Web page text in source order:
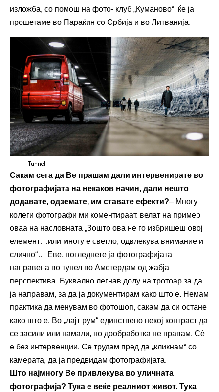
изложба, со помош на фото- клуб „Куманово“, ќе ја
прошетаме во Параќин со Србија и во Литванија.
Tunnel
Сакам сега да Ве прашам дали интервенирате во
фотографијата на некаков начин, дали нешто
додавате, одземате, им ставате ефекти?– Многу
колеги фотографи ми коментираат, велат на пример
оваа на насловната „Зошто ова не го избришеш овој
елемент…или многу е светло, одвлекува внимание и
слично“… Еве, погледнете ја фотографијата
направена во тунел во Амстердам од жабја
перспектива. Буквално легнав долу на тротоар за да
ја направам, за да ја документирам како што е. Немам
практика да менувам во фотошоп, сакам да си остане
како што е. Во „лајт рум“ единствено некој контраст да
се засили или намали, но дообработка не правам. Сѐ
е без интервенции. Се трудам пред да „кликнам“ со
камерата, да ја предвидам фотографијата.
Што најмногу Ве привлекува во уличната
фотографија? Тука е веќе реалниот живот. Тука